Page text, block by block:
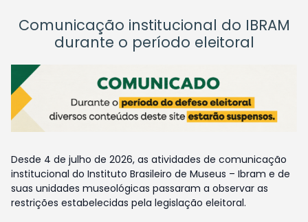
Comunicação institucional do IBRAM
durante o período eleitoral
Desde 4 de julho de 2026, as atividades de comunicação
institucional do Instituto Brasileiro de Museus – Ibram e de
suas unidades museológicas passaram a observar as
restrições estabelecidas pela legislação eleitoral.